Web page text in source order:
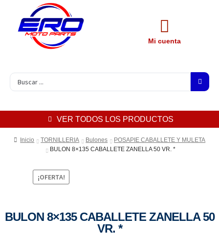
Mi cuenta
VER TODOS LOS PRODUCTOS
Inicio TORNILLERIA Bulones
POSAPIE CABALLETE Y MULETA
BULON 8×135 CABALLETE ZANELLA 50 VR. *
¡OFERTA!
BULON 8×135 CABALLETE ZANELLA 50
VR. *